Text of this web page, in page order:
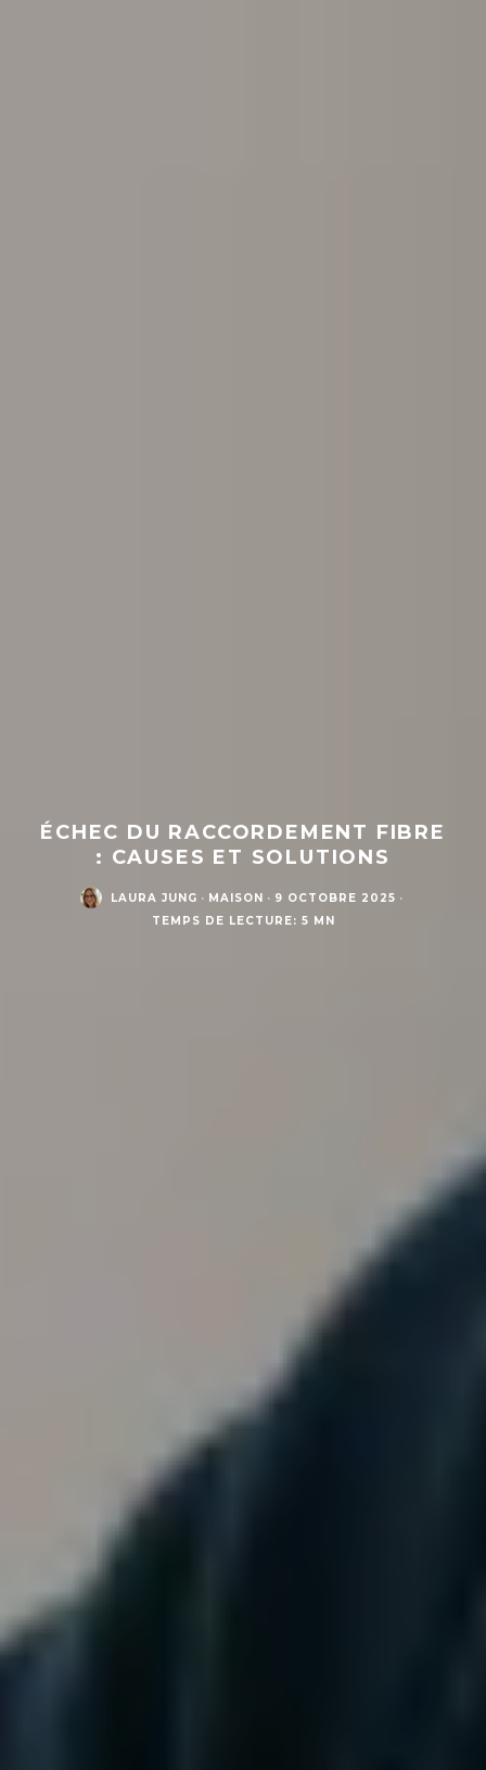
ÉCHEC DU RACCORDEMENT FIBRE
: CAUSES ET SOLUTIONS
LAURA JUNG · MAISON · 9 OCTOBRE 2025 ·
TEMPS DE LECTURE: 5 MN